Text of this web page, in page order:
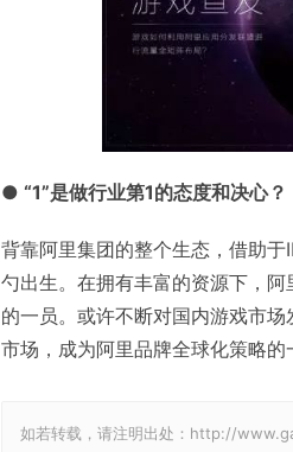
● “1”是做行业第1的态度和决心？
背靠阿里集团的整个生态，借助
勺出生。在拥有丰富的资源下，
的一员。或许不断对国内游戏市
市场，成为阿里品牌全球化策略的
如若转载，请注明出处：http://